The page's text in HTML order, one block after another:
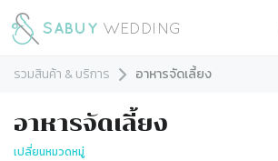
รวมสินค้า & บริการ อาหารจัดเลี้ยง
อาหารจัดเลี้ยง
เปลี่ยนหมวดหมู่